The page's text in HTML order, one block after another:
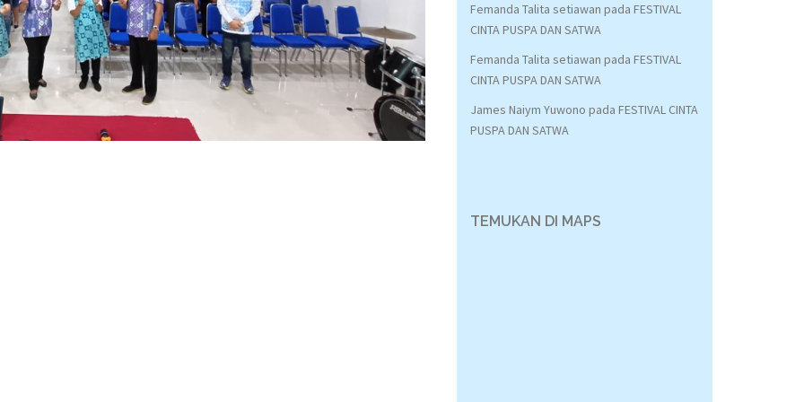
Femanda Talita setiawan pada FESTIVAL
CINTA PUSPA DAN SATWA
Femanda Talita setiawan pada FESTIVAL
CINTA PUSPA DAN SATWA
James Naiym Yuwono pada FESTIVAL CINTA
PUSPA DAN SATWA
TEMUKAN DI MAPS